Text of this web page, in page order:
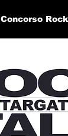
Concorso